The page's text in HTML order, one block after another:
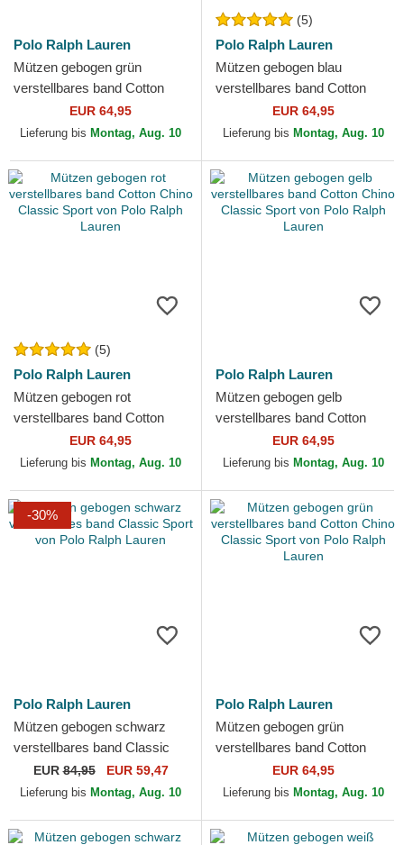
Polo Ralph Lauren
Mützen gebogen grün
verstellbares band Cotton
Chino Classic Sport von Polo
Ralph Lauren
EUR 64,95
Lieferung bis Montag, Aug. 10
(5)
Polo Ralph Lauren
Mützen gebogen blau
verstellbares band Cotton
Chino Classic Sport von Polo
Ralph Lauren
EUR 64,95
Lieferung bis Montag, Aug. 10
(5)
Polo Ralph Lauren
Mützen gebogen rot
verstellbares band Cotton
Chino Classic Sport von Polo
Ralph Lauren
EUR 64,95
Lieferung bis Montag, Aug. 10
Polo Ralph Lauren
Mützen gebogen gelb
verstellbares band Cotton
Chino Classic Sport von Polo
Ralph Lauren
EUR 64,95
Lieferung bis Montag, Aug. 10
-30%
Polo Ralph Lauren
Mützen gebogen schwarz
verstellbares band Classic
Sport von Polo Ralph Lauren
EUR84,95 EUR 59,47
Lieferung bis Montag, Aug. 10
Polo Ralph Lauren
Mützen gebogen grün
verstellbares band Cotton
Chino Classic Sport von Polo
Ralph Lauren
EUR 64,95
Lieferung bis Montag, Aug. 10